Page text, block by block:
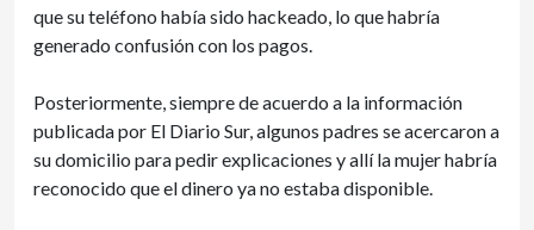
que su teléfono había sido hackeado, lo que habría
generado confusión con los pagos.
Posteriormente, siempre de acuerdo a la información
publicada por El Diario Sur, algunos padres se acercaron a
su domicilio para pedir explicaciones y allí la mujer habría
reconocido que el dinero ya no estaba disponible.